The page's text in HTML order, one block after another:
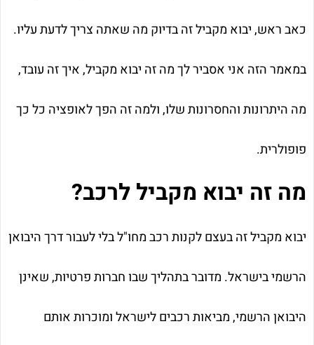
כאב ראש, יבוא מקביל זה בדיוק מה שאתה צריך לדעת עליו.
במאמר הזה אני אסביר לך מה זה יבוא מקביל, איך זה עובד,
מה היתרונות והחסרונות שלו, ולמה זה הפך לאופציה כל כך
פופולרית.
מה זה יבוא מקביל לרכב?
יבוא מקביל זה בעצם לקנות רכב מחו"ל בלי לעבור דרך היבואן
הרשמי בישראל. מדובר בתהליך שבו חברות פרטיות, שאינן
היבואן הרשמי, מביאות רכבים לישראל ומוכרות אותם